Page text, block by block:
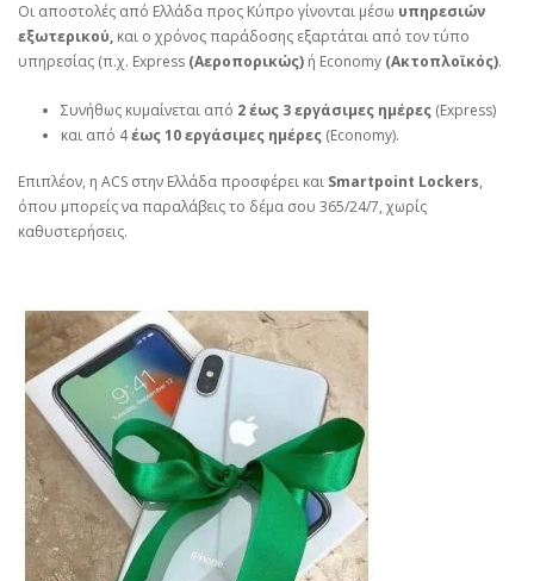
Οι αποστολές από Ελλάδα προς Κύπρο γίνονται μέσω υπηρεσιών
εξωτερικού, και ο χρόνος παράδοσης εξαρτάται από τον τύπο
υπηρεσίας (π.χ. Express (Αεροπορικώς) ή Economy (Ακτοπλοϊκός).
Συνήθως κυμαίνεται από 2 έως 3 εργάσιμες ημέρες (Express)
και από 4έως 10 εργάσιμες ημέρες (Economy).
Επιπλέον, η ACS στην Ελλάδα προσφέρει και Smartpoint Lockers,
όπου μπορείς να παραλάβεις το δέμα σου 365/24/7, χωρίς
καθυστερήσεις.